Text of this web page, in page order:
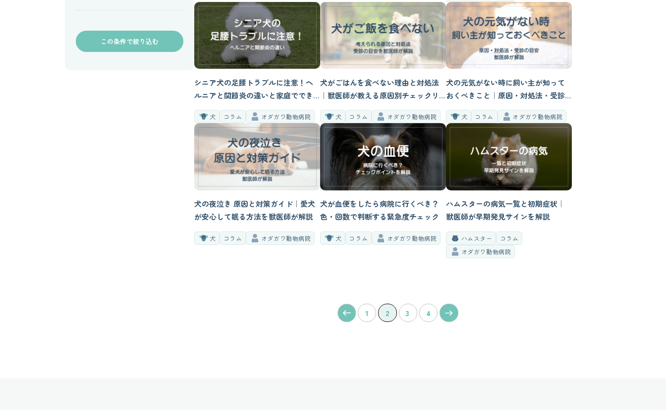
シニア犬の足腰トラブルに注意！ヘ
ルニアと関節炎の違いと家庭ででき
るケア方法
犬 コラム オダガワ動物病院
犬がごはんを食べない理由と対処法
｜獣医師が教える原因別チェックリ
スト
犬 コラム オダガワ動物病院
犬の元気がない時に飼い主が知って
おくべきこと｜原因・対処法・受診
の目安を獣医師が解説
犬 コラム オダガワ動物病院
犬の夜泣き 原因と対策ガイド｜愛犬
が安心して眠る方法を獣医師が解説
犬 コラム オダガワ動物病院
犬が血便をしたら病院に行くべき？
色・回数で判断する緊急度チェック
犬 コラム オダガワ動物病院
ハムスターの病気一覧と初期症状｜
獣医師が早期発見サインを解説
ハムスター
コラム
オダガワ動物病院
1 2 3 4
この条件で絞り込む